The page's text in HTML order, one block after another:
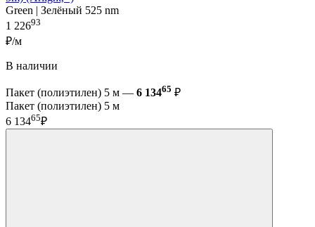
Green | Зелёный 525 nm
1 22693
₽/м
В наличии
Пакет (полиэтилен) 5 м — 6 13465 ₽
Пакет (полиэтилен) 5 м
6 13465₽